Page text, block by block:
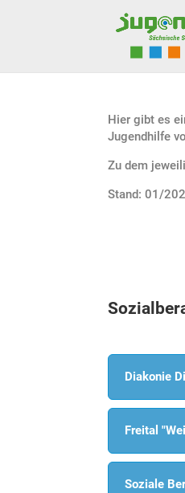
Hier gibt es
Jugendhilfe
Zu dem
Stand: 01/
Diakonie
Freital
Soziale